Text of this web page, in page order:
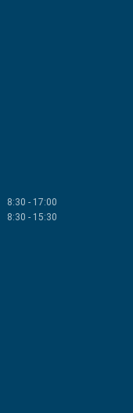
8:30 - 17:00
8:30 - 15:30